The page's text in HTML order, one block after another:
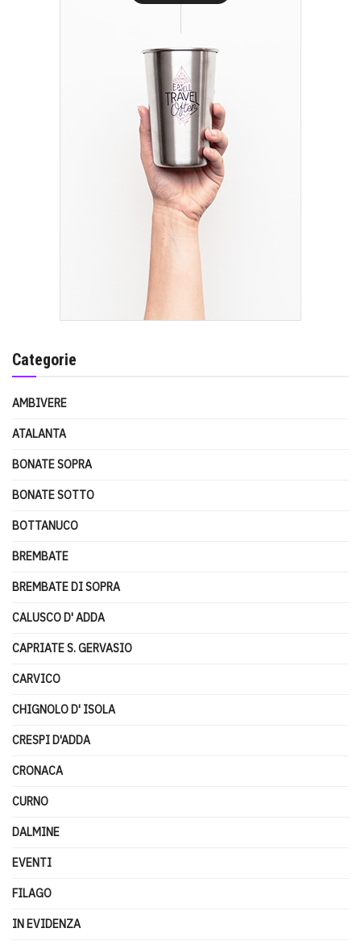
Categorie
AMBIVERE
ATALANTA
BONATE SOPRA
BONATE SOTTO
BOTTANUCO
BREMBATE
BREMBATE DI SOPRA
CALUSCO D' ADDA
CAPRIATE S. GERVASIO
CARVICO
CHIGNOLO D' ISOLA
CRESPI D'ADDA
CRONACA
CURNO
DALMINE
EVENTI
FILAGO
IN EVIDENZA